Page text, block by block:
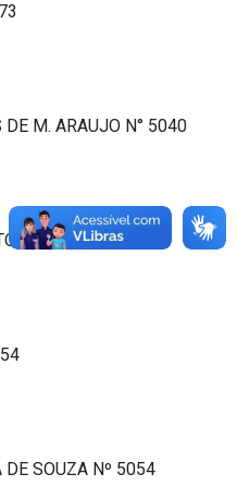
M. ARAUJO N° 5040
Nº 5041
DE SOUZA Nº 5054